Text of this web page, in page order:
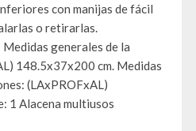
con manijas de fácil
o retirarlas.
Medidas generales de la
148.5x37x200 cm. Medidas
(LAxPROFxAL)
1 Alacena multiusos